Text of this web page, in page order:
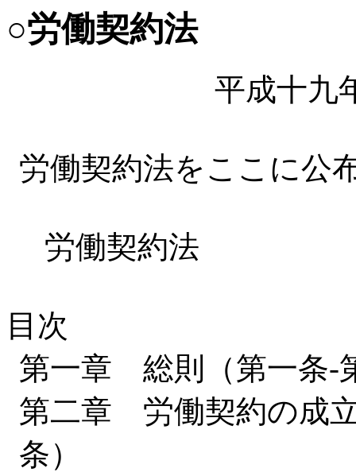
○労働契約法
平成十九
労働契約法をここに公
労働契約法
目次
第一章 総則（第一条-
第二章 労働契約の成
条）